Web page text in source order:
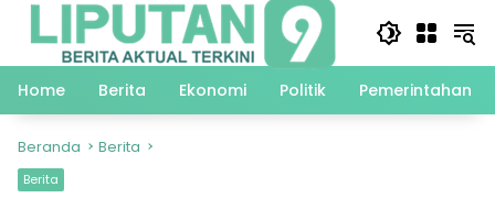
Langsung
Home
Berita Ekonomi Politik Pemerintahan
Beranda Berita
Berita